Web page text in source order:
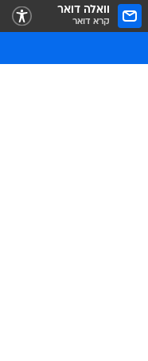
וואלה דואר
קרא דואר